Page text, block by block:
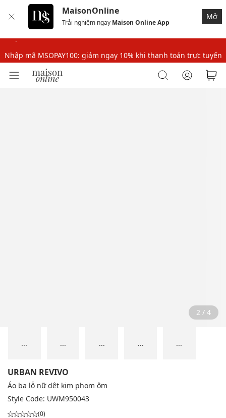
MaisonOnline
Trải nghiệm ngay Maison Online App
Mở
Nhập mã MSOPAY100: giảm ngay 10% khi thanh toán trực tuyến
Nhập mã MSOPAY100: giảm ngay 10% khi thanh toán trực tuyến
Nhập mã: MSOXINCHAO - Giảm 10% đơn đầu cho thành viên mới!
2 / 4
... ... ... ... ...
URBAN REVIVO
Áo ba lỗ nữ dệt kim phom ôm
Style Code: UWM950043
(0)